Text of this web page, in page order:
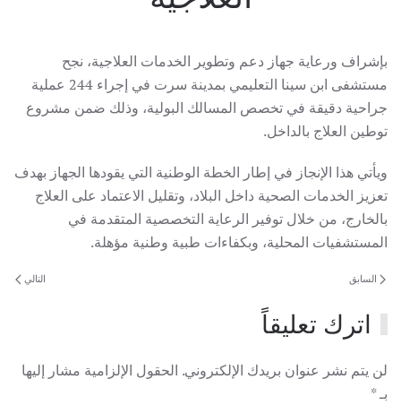
بإشراف ورعاية جهاز دعم وتطوير الخدمات العلاجية، نجح
مستشفى ابن سينا التعليمي بمدينة سرت في إجراء 244 عملية
جراحية دقيقة في تخصص المسالك البولية، وذلك ضمن مشروع
توطين العلاج بالداخل.
ويأتي هذا الإنجاز في إطار الخطة الوطنية التي يقودها الجهاز بهدف
تعزيز الخدمات الصحية داخل البلاد، وتقليل الاعتماد على العلاج
بالخارج، من خلال توفير الرعاية التخصصية المتقدمة في
المستشفيات المحلية، وبكفاءات طبية وطنية مؤهلة.
السابق التالي
اترك تعليقاً
لن يتم نشر عنوان بريدك الإلكتروني. الحقول الإلزامية مشار إليها
بـ*